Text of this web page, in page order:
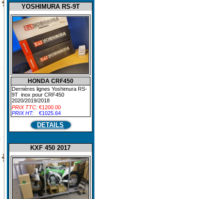
YOSHIMURA RS-9T
HONDA CRF450
Dernières lignes Yoshimura RS-
9T inox pour CRF450
2020/2019/2018
PRIX TTC: €1200.00
PRIX HT:
€1025.64
DETAILS
KXF 450 2017